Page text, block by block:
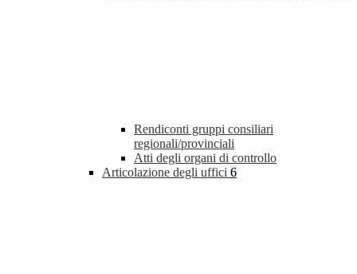
Rendiconti gruppi consiliari
regionali/provinciali
Atti degli organi di controllo
Articolazione degli uffici 6